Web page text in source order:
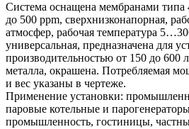
Система оснащена мембранами
до 500 ppm, сверхнизконапорная,
атмосфер, рабочая температура
универсальная, предназначена для
производительностью от 150 до 600
металла, окрашена. Потребляемая мощность 1,5 квт. Габариты
и вес указаны в чертеже.
Применение установки:
паровые котельные и
промышленность, гостиницы,